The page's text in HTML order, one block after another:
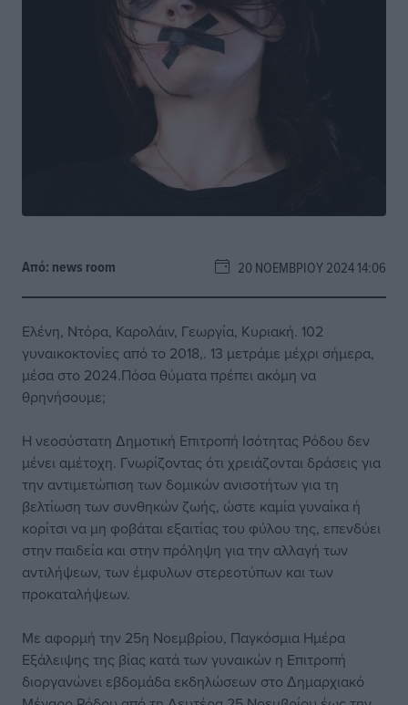
Από: news room 20 ΝΟΕΜΒΡΊΟΥ 2024 14:06
Ελένη, Ντόρα, Καρολάιν, Γεωργία, Κυριακή. 102
γυναικοκτονίες από το 2018,. 13 μετράμε μέχρι σήμερα,
μέσα στο 2024.Πόσα θύματα πρέπει ακόμη να
θρηνήσουμε;
Η νεοσύστατη Δημοτική Επιτροπή Ισότητας Ρόδου δεν
μένει αμέτοχη. Γνωρίζοντας ότι χρειάζονται δράσεις για
την αντιμετώπιση των δομικών ανισοτήτων για τη
βελτίωση των συνθηκών ζωής, ώστε καμία γυναίκα ή
κορίτσι να μη φοβάται εξαιτίας του φύλου της, επενδύει
στην παιδεία και στην πρόληψη για την αλλαγή των
αντιλήψεων, των έμφυλων στερεοτύπων και των
προκαταλήψεων.
Με αφορμή την 25η Νοεμβρίου, Παγκόσμια Ημέρα
Εξάλειψης της βίας κατά των γυναικών η Επιτροπή
διοργανώνει εβδομάδα εκδηλώσεων στο Δημαρχιακό